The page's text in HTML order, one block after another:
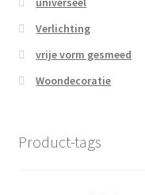
Verlichting
vrije vorm gesmeed
Woondecoratie
Product-tags